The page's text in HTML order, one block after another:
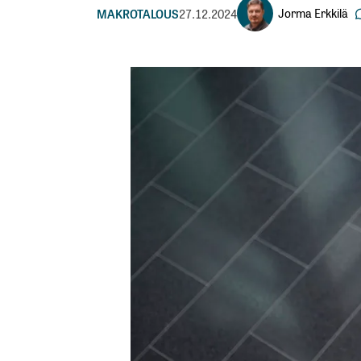
MAKROTALOUS27.12.2024 Jorma Erkkilä